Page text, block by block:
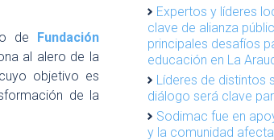
de Fundación
al alero de la
objetivo es
de la
Expertos y líderes
clave de alianza
principales desafíos
educación en La
Líderes de distintos
diálogo será clave
Sodimac fue en
y la comunidad